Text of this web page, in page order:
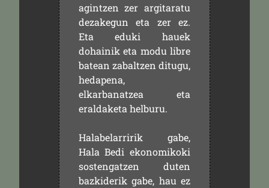
agintzen zer argitaratu
dezakegun eta zer ez.
Eta eduki hauek
dohainik eta modu libre
batean zabaltzen ditugu,
hedapena,
elkarbanatzea eta
eraldaketa helburu.
Halabelarririk gabe,
Hala Bedi ekonomikoki
sostengatzen duten
bazkiderik gabe, hau ez